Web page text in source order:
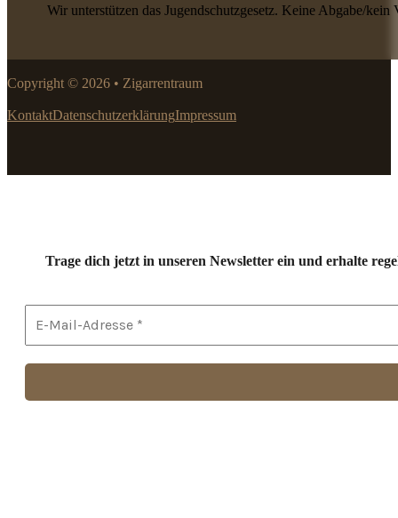
Wir unterstützen das Jugendschutzgesetz. Keine Abgabe/
Copyright © 2026 • Zigarrentraum
KontaktDatenschutzerklärungImpressum
Trage dich jetzt in unseren Newsletter ein und erhalte